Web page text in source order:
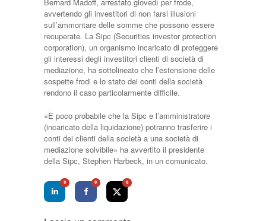
avvertendo gli investitori di non farsi illusioni
sull’ammontare delle somme che possono essere
recuperate. La Sipc (Securities investor protection
corporation), un organismo incaricato di proteggere
gli interessi degli investitori clienti di società di
mediazione, ha sottolineato che l’estensione delle
sospette frodi e lo stato dei conti della società
rendono il caso particolarmente difficile.
«È poco probabile che la Sipc e l’amministratore
(incaricato della liquidazione) potranno trasferire i
conti dei clienti della società a una società di
mediazione solvibile» ha avvertito il presidente
della Sipc, Stephen Harbeck, in un comunicato.
0 0 0